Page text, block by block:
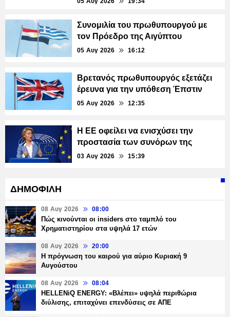
Συνομιλία του πρωθυπουργού με
τον Πρόεδρο της Αιγύπτου
05 Αυγ 2026 16:12
Βρετανός πρωθυπουργός εξετάζει
έρευνα για την υπόθεση Έπστιν
05 Αυγ 2026 12:35
Η ΕΕ οφείλει να ενισχύσει την
προστασία των συνόρων της
03 Αυγ 2026 15:39
ΔΗΜΟΦΙΛΗ
08 Αυγ 2026 08:00
Πώς κινούνται οι insiders στο ταμπλό του
Χρηματιστηρίου στα υψηλά 17 ετών
08 Αυγ 2026 20:00
Η πρόγνωση του καιρού για αύριο Κυριακή 9
Αυγούστου
08 Αυγ 2026 08:04
HELLENiQ ENERGY: «Βλέπει» υψηλά περιθώρια
διύλισης, επιταχύνει επενδύσεις σε ΑΠΕ